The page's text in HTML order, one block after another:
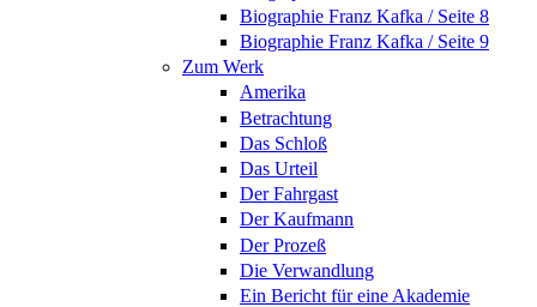
Biographie Franz Kafka / Seite 8
Biographie Franz Kafka / Seite 9
Zum Werk
Amerika
Betrachtung
Das Schloß
Das Urteil
Der Fahrgast
Der Kaufmann
Der Prozeß
Die Verwandlung
Ein Bericht für eine Akademie